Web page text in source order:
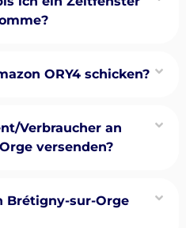
ORY4 schicken?
Verbraucher an
versenden?
Brétigny-sur-Orge